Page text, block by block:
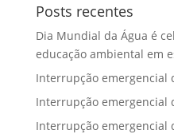
Posts recentes
Dia Mundial da Água é
educação ambiental em
Interrupção emergencial
Interrupção emergencial
Interrupção emergencial